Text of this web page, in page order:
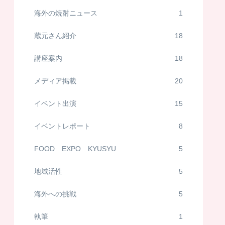
海外の焼酎ニュース 1
蔵元さん紹介 18
講座案内 18
メディア掲載 20
イベント出演 15
イベントレポート 8
FOOD EXPO KYUSYU 5
地域活性 5
海外への挑戦 5
執筆 1